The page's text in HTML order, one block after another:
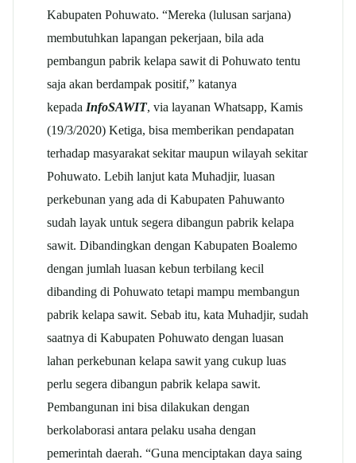
Kabupaten Pohuwato. “Mereka (lulusan sarjana)
membutuhkan lapangan pekerjaan, bila ada
pembangun pabrik kelapa sawit di Pohuwato tentu
saja akan berdampak positif,” katanya
kepada InfoSAWIT, via layanan Whatsapp, Kamis
(19/3/2020) Ketiga, bisa memberikan pendapatan
terhadap masyarakat sekitar maupun wilayah sekitar
Pohuwato. Lebih lanjut kata Muhadjir, luasan
perkebunan yang ada di Kabupaten Pahuwanto
sudah layak untuk segera dibangun pabrik kelapa
sawit. Dibandingkan dengan Kabupaten Boalemo
dengan jumlah luasan kebun terbilang kecil
dibanding di Pohuwato tetapi mampu membangun
pabrik kelapa sawit. Sebab itu, kata Muhadjir, sudah
saatnya di Kabupaten Pohuwato dengan luasan
lahan perkebunan kelapa sawit yang cukup luas
perlu segera dibangun pabrik kelapa sawit.
Pembangunan ini bisa dilakukan dengan
berkolaborasi antara pelaku usaha dengan
pemerintah daerah. “Guna menciptakan daya saing